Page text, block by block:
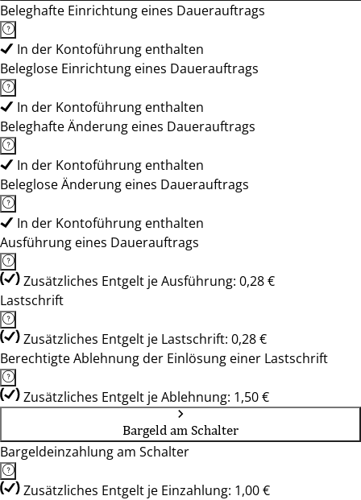
Beleghafte Einrichtung eines Dauerauftrags
In der Kontoführung enthalten
Beleglose Einrichtung eines Dauerauftrags
In der Kontoführung enthalten
Beleghafte Änderung eines Dauerauftrags
In der Kontoführung enthalten
Beleglose Änderung eines Dauerauftrags
In der Kontoführung enthalten
Ausführung eines Dauerauftrags
Zusätzliches Entgelt je Ausführung: 0,28 €
Lastschrift
Zusätzliches Entgelt je Lastschrift: 0,28 €
Berechtigte Ablehnung der Einlösung einer Lastschrift
Zusätzliches Entgelt je Ablehnung: 1,50 €
Bargeld am Schalter
Bargeldeinzahlung am Schalter
Zusätzliches Entgelt je Einzahlung: 1,00 €